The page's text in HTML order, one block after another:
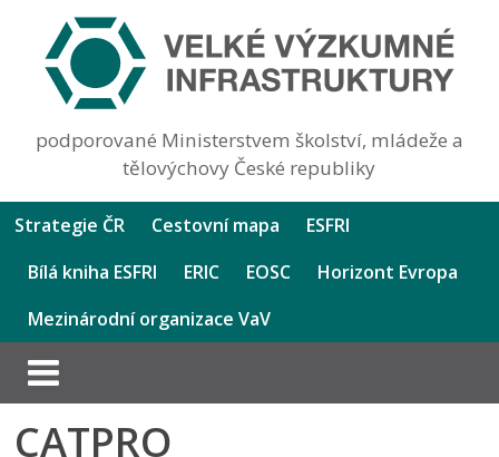
podporované Ministerstvem školství, mládeže a
tělovýchovy České republiky
Strategie ČR Cestovní mapa
ESFRI
Bílá kniha ESFRI
ERIC EOSC
Horizont Evropa
Mezinárodní organizace VaV
CATPRO